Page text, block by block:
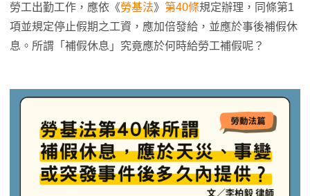
勞工出勤工作，應依《勞基法》 第40條規定辦理，同條第1
項並規定停止假期之工資，應加倍發給，並應於事後補假休
息。所謂「補假休息」究竟應於何時給勞工補假呢？